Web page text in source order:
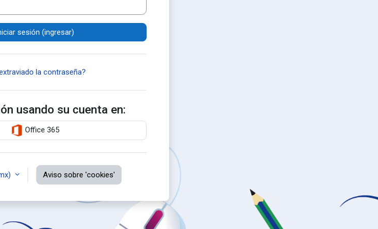
sesión (ingresar)
la contraseña?
usando su cuenta en:
Office 365
Aviso sobre 'cookies'